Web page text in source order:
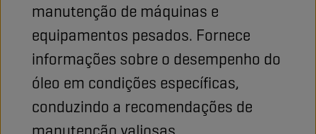
manutenção de máquinas e
equipamentos pesados. Fornece
informações sobre o desempenho do
óleo em condições específicas,
conduzindo a recomendações de